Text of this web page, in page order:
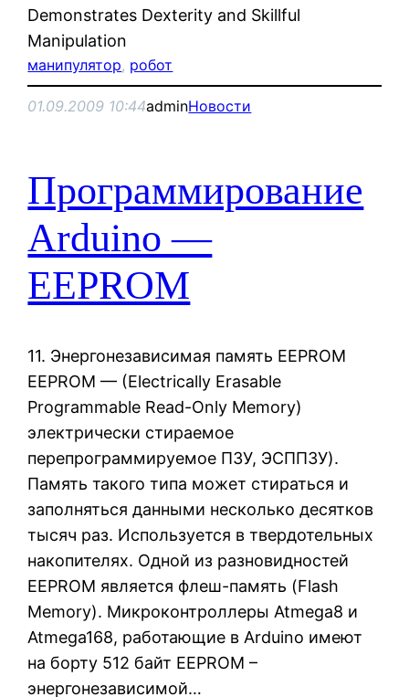
Demonstrates Dexterity and Skillful
Manipulation
манипулятор, робот
01.09.2009 10:44adminНовости
Программирование
Arduino —
EEPROM
11. Энергонезависимая память EEPROM
EEPROM — (Electrically Erasable
Programmable Read-Only Memory)
электрически стираемое
перепрограммируемое ПЗУ, ЭСППЗУ).
Память такого типа может стираться и
заполняться данными несколько десятков
тысяч раз. Используется в твердотельных
накопителях. Одной из разновидностей
EEPROM является флеш-память (Flash
Memory). Микроконтроллеры Atmega8 и
Atmega168, работающие в Arduino имеют
на борту 512 байт EEPROM –
энергонезависимой…